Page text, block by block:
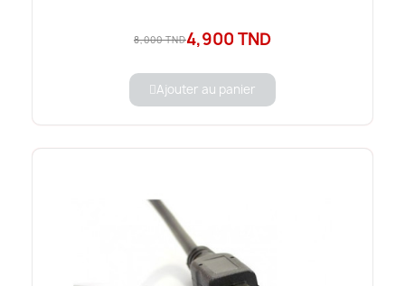
8,000 TND4,900 TND
Ajouter au panier